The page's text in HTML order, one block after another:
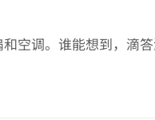
空调。谁能想到，